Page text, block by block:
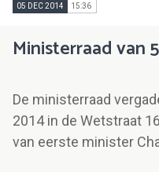
05 DEC 2014 15:36
Ministerraad van
De ministerraad
2014 in de Wetstraat
van eerste minister